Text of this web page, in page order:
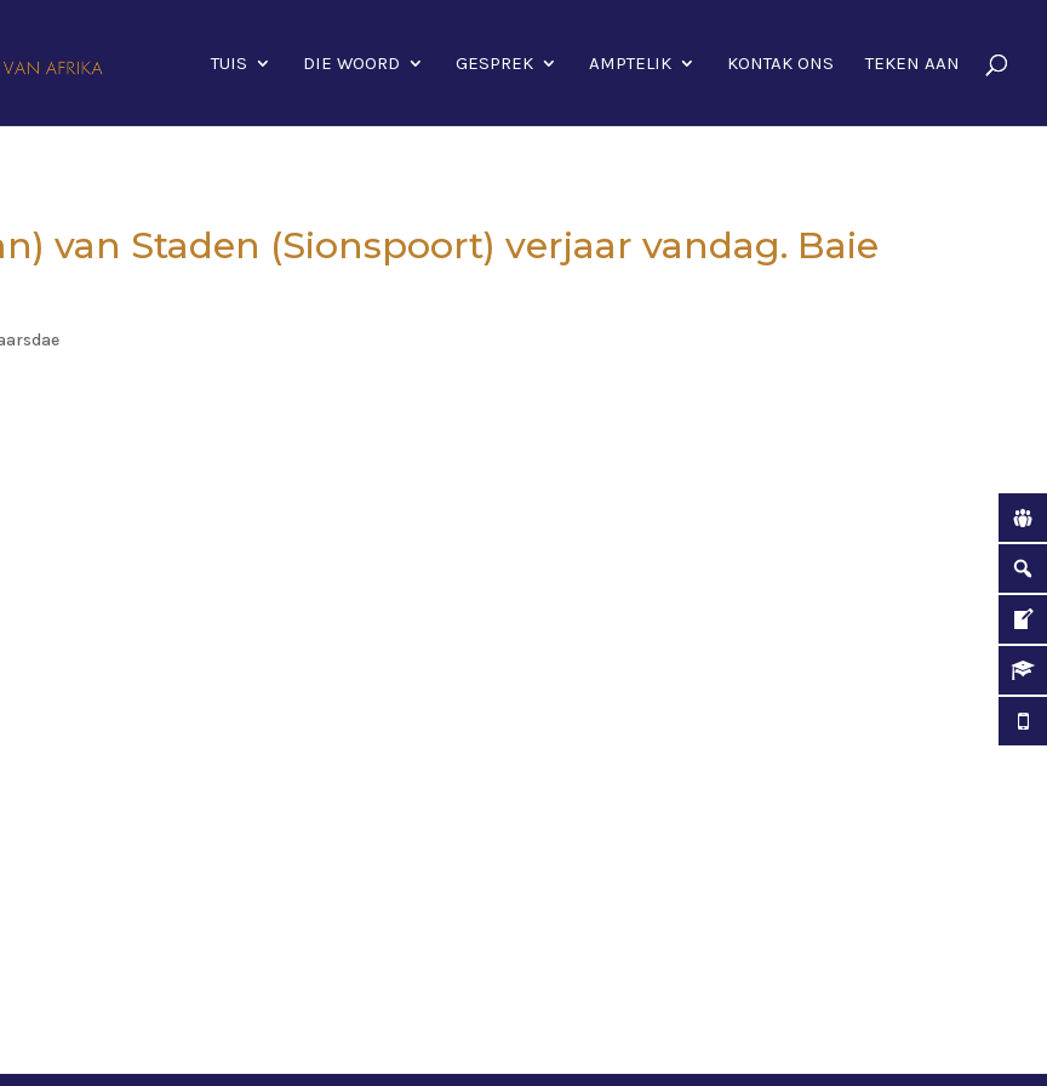
TUIS DIE WOORD GESPREK AMPTELIK KONTAK ONS TEKEN AAN
van Staden (Sionspoort) verjaar vandag. Baie